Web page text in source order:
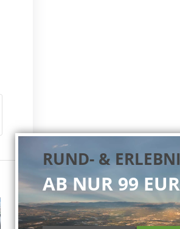
RUND- &
AB NUR 99